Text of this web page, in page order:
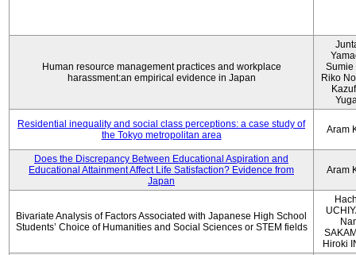
Human resource management practices and workplace
harassment:an empirical evidence in Japan
Sumie
Riko
Residential inequality and social class perceptions: a case study of
the Tokyo metropolitan area
Aram
Does the Discrepancy Between Educational Aspiration and
Educational Attainment Affect Life Satisfaction? Evidence from
Japan
Aram
Bivariate Analysis of Factors Associated with Japanese High School
Students’ Choice of Humanities and Social Sciences or STEM fields
Hiroki